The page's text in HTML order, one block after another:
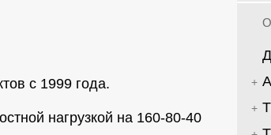
с 1999 года.
нагрузкой на 160-80-40